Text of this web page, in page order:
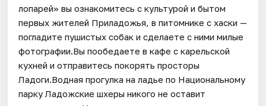
лопарей» вы ознакомитесь с культурой и бытом
первых жителей Приладожья, в питомнике с хаски —
погладите пушистых собак и сделаете с ними милые
фотографии.Вы пообедаете в кафе с карельской
кухней и отправитесь покорять просторы
Ладоги.Водная прогулка на ладье по Национальному
парку Ладожские шхеры никого не оставит